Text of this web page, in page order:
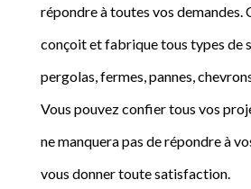
répondre à toutes vos
conçoit et fabrique tous types de
pergolas, fermes, pannes,
Vous pouvez confier tous vos
ne manquera pas de répondre à
vous donner toute satisfaction.